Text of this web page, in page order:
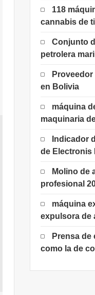
118
cannabis de
Conjunto
petrolera
en Bolivia
máquina
maquinaria
Indicador
de Electronis
Molino de
profesional
máquina
expulsora de
Prensa de
como la de